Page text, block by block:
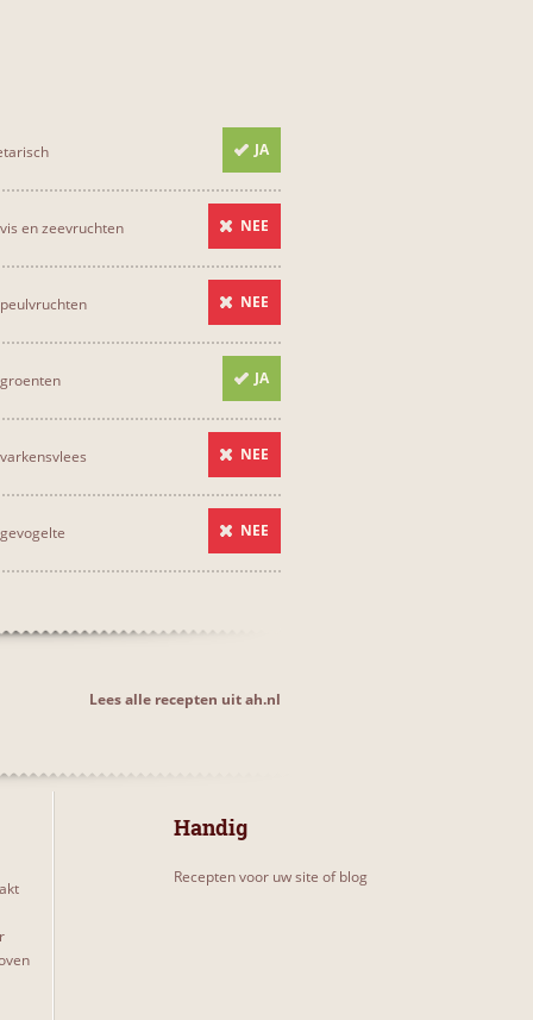
JA
en zeevruchten NEE
NEE
JA
NEE
NEE
Lees alle recepten uit ah.nl
Handig
Recepten voor uw site of blog